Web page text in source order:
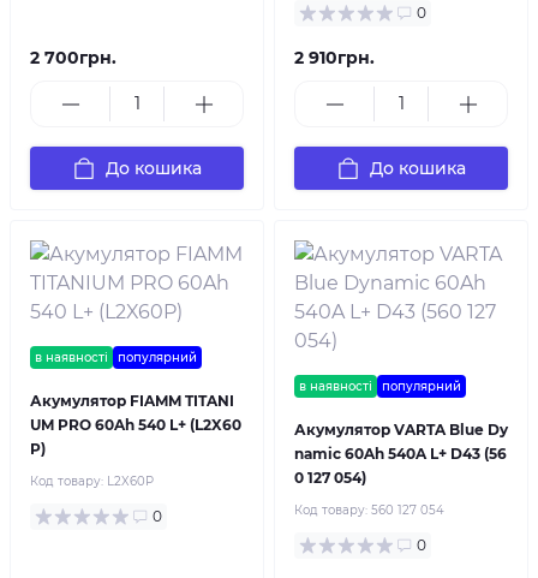
2 700грн.
До кошика
0
2 910грн.
До кошика
в наявності популярний
Акумулятор FIAMM TITANI
UM PRO 60Ah 540 L+ (L2X60
P)
Код товару: L2X60P
0
в наявності популярний
Акумулятор VARTA Blue Dy
namic 60Ah 540A L+ D43 (56
0 127 054)
Код товару: 560 127 054
0